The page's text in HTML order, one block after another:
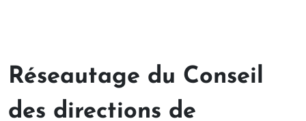
Réseautage du Conseil
des directions de